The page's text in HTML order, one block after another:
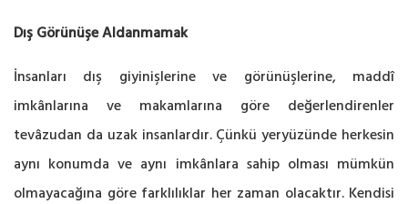
Dış Görünüşe Aldanmamak
İnsanları dış giyinişlerine ve görünüşlerine, maddî
imkânlarına ve makamlarına göre değerlendirenler
tevâzudan da uzak insanlardır. Çünkü yeryüzünde herkesin
aynı konumda ve aynı imkânlara sahip olması mümkün
olmayacağına göre farklılıklar her zaman olacaktır. Kendisi